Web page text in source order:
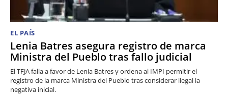
EL PAÍS
Lenia Batres asegura registro de marca
Ministra del Pueblo tras fallo judicial
El TFJA falla a favor de Lenia Batres y ordena al IMPI permitir el
registro de la marca Ministra del Pueblo tras considerar ilegal la
negativa inicial.